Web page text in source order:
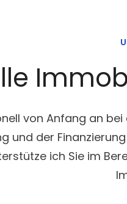
von Anfang an
und der
ich Sie im